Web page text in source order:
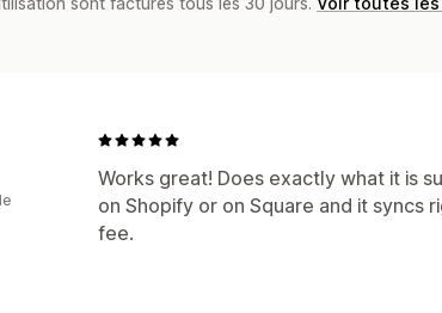
Works great! Does exactly what it is
on Shopify or on Square and it syncs
fee.